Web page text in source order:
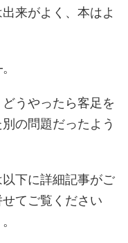
来がよく、本はよ
うやったら客足を
の問題だったよう
下に詳細記事がご
てご覧ください